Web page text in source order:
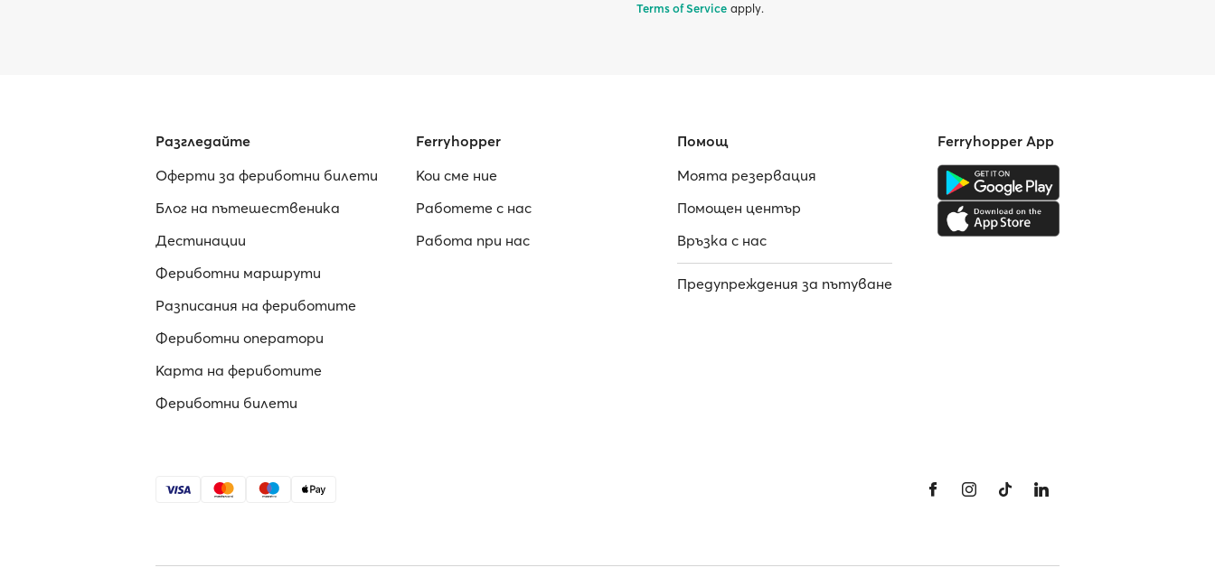
Terms of Service apply.
Разгледайте
Оферти за фериботни билети
Блог на пътешественика
Дестинации
Фериботни маршрути
Разписания на фериботите
Фериботни оператори
Карта на фериботите
Фериботни билети
Ferryhopper
Кои сме ние
Работете с нас
Работa при нас
Помощ
Моята резервация
Помощен център
Връзка с нас
Предупреждения за пътуване
Ferryhopper App